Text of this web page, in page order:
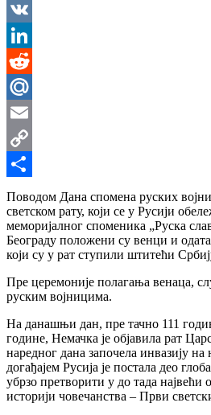
Messenger
VK
LinkedIn
Reddit
Mail.Ru
Email
Copy
Link
Share
Поводом Дана спомена руских
светском рату, који се у Русији
меморијалног споменика „Руска
Београду положени су венци и
који су у рат ступили штитећи
Пре церемоније полагања венаца,
руским војницима.
На данашњи дан, пре тачно 111
године, Немачка је објавила рат
наредног дана започела инвазију
догађајем Русија је постала део
убрзо претворити у до тада
историји човечанства – Први